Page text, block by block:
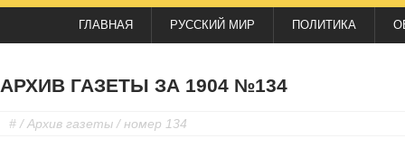
ГЛАВНАЯ РУССКИЙ МИР ПОЛИТИКА
АРХИВ ГАЗЕТЫ ЗА 1904 №134
# /Архив газеты / номер 134